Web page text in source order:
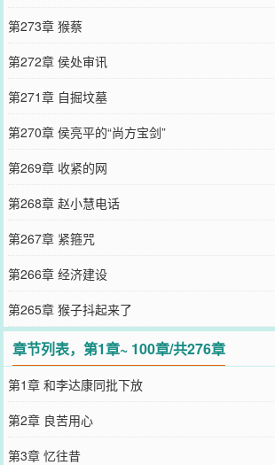
第273章 猴蔡
第272章 侯处审讯
第271章 自掘坟墓
第270章 侯亮平的“尚方宝剑”
第269章 收紧的网
第268章 赵小慧电话
第267章 紧箍咒
第266章 经济建设
第265章 猴子抖起来了
章节列表，第1章~ 100章/共276章
第1章 和李达康同批下放
第2章 良苦用心
第3章 忆往昔